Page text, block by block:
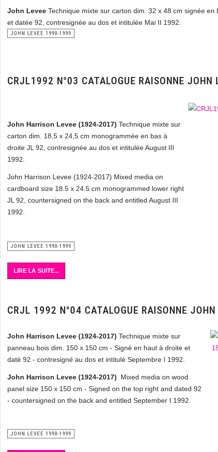
John Levee Technique mixte sur carton dim. 32 x 48 cm signée en
et datée 92, contresignée au dos et intitulée Mai II 1992.
JOHN LEVEE 1990-1999
CRJL1992 N°03 CATALOGUE RAISONNE JOHN
John Harrison Levee (1924-2017) Technique mixte sur
carton dim. 18,5 x 24,5 cm monogrammée en bas à
droite JL 92, contresignée au dos et intitulée August III
1992.
John Harrison Levee (1924-2017) Mixed media on
cardboard size 18.5 x 24.5 cm monogrammed lower right
JL 92, countersigned on the back and entitled August III
1992.
JOHN LEVEE 1990-1999
LIRE LA SUITE...
CRJL 1992 N°04 CATALOGUE RAISONNE JOHN
John Harrison Levee (1924-2017) Technique mixte sur
panneau bois dim. 150 x 150 cm - Signé en haut à droite et
daté 92 - contresigné au dos et intitulé Septembre I 1992.
John Harrison Levee (1924-2017) Mixed media on wood
panel size 150 x 150 cm - Signed on the top right and dated 92
- countersigned on the back and entitled September I 1992.
JOHN LEVEE 1990-1999